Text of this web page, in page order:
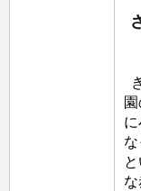
y
自
生
塾